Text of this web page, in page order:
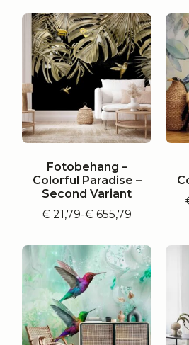
tot
€ 655,79
Fotobehang –
Colorful Paradise –
Second Variant
€ 21,79-€ 655,79
Prijsklasse:
tot
€ 655,79